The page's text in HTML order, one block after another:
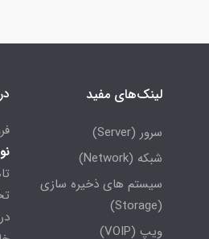
لینک‌های مفید
سرور (Server)
شبکه (Network)
سیستم های ذخیره سازی
(Storage)
ویپ (VOIP)